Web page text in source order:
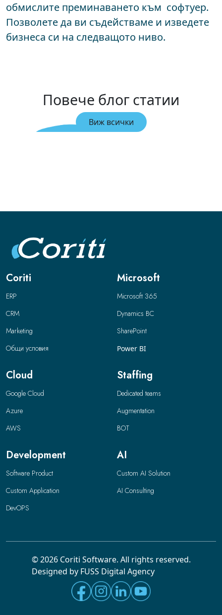
обмислите преминаването към софтуер.
Позволете да ви съдействаме и изведете
бизнеса си на следващото ниво.
Повече блог статии
Виж всички
Coriti
ERP
CRM
Marketing
Общи условия
Microsoft
Microsoft 365
Dynamics BC
SharePoint
Power BI
Cloud
Google Cloud
Azure
AWS
Staffing
Dedicated teams
Augmentation
BOT
Development
Software Product
Custom Application
DevOPS
AI
Custom AI Solution
AI Consulting
© 2026 Coriti Software. All rights reserved.
Designed by FUSS Digital Agency